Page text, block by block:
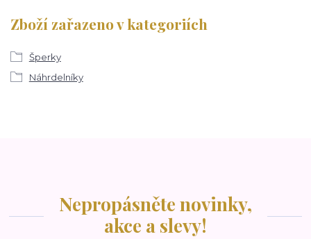
Zboží zařazeno v kategoriích
Šperky
Náhrdelníky
Nepropásněte novinky,
akce a slevy!